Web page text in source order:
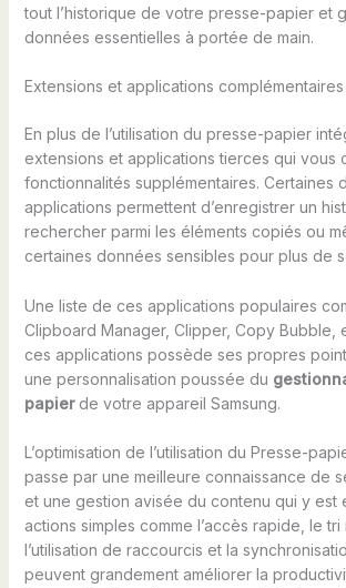
tout l’historique de votre presse-papier et
données essentielles à portée de main.
Extensions et applications complémentaires
En plus de l’utilisation du presse-papier
extensions et applications tierces qui vous
fonctionnalités supplémentaires. Certaines
applications permettent d’enregistrer un
rechercher parmi les éléments copiés ou
certaines données sensibles pour plus de
Une liste de ces applications populaires
Clipboard Manager, Clipper, Copy Bubble,
ces applications possède ses propres
une personnalisation poussée du
papierde votre appareil Samsung.
L’optimisation de l’utilisation du Presse-
passe par une meilleure connaissance de
et une gestion avisée du contenu qui y est
actions simples comme l’accès rapide, le tri
l’utilisation de raccourcis et la
peuvent grandement améliorer la